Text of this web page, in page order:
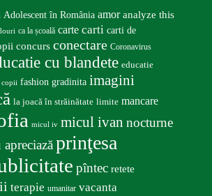
Adolescent în România amor analyze this
ca la școală carte carti carti de
concurs conectare Coronavirus
cu blandete educatie
copii fashion gradinita imagini
la joacă în străinătate limite mancare
micul iv micul ivan nocturne
prinţesa
pîntec retete
terapie umanitar vacanta